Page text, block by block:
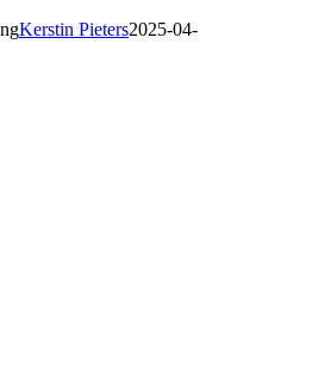
Kerstin Pieters2025-04-